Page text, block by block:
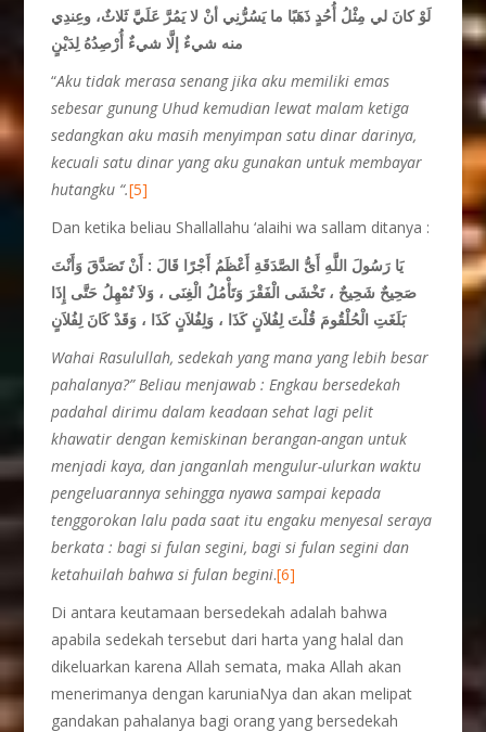
لَوْ كانَ لي مِثْلُ أُحُدٍ ذَهَبًا ما يَسُرُّنِي أنْ لا يَمُرَّ عَلَيَّ ثَلاثٌ، وعِندِي
منه شيءٌ إلَّا شيءٌ أُرْصِدُهُ لِدَيْنٍ
“Aku tidak merasa senang jika aku memiliki emas
sebesar gunung Uhud kemudian lewat malam ketiga
sedangkan aku masih menyimpan satu dinar darinya,
kecuali satu dinar yang aku gunakan untuk membayar
hutangku “.[5]
Dan ketika beliau Shallallahu ‘alaihi wa sallam ditanya :
يَا رَسُولَ اللَّهِ أَىُّ الصَّدَقَةِ أَعْظَمُ أَجْرًا قَالَ : أَنْ تَصَدَّقَ وَأَنْتَ
صَحِيحٌ شَحِيحٌ ، تَخْشَى الْفَقْرَ وَتَأْمُلُ الْغِنَى ، وَلاَ تُمْهِلُ حَتَّى إِذَا
بَلَغَتِ الْحُلْقُومَ قُلْتَ لِفُلاَنٍ كَذَا ، وَلِفُلاَنٍ كَذَا ، وَقَدْ كَانَ لِفُلاَنٍ
Wahai Rasulullah, sedekah yang mana yang lebih besar
pahalanya?” Beliau menjawab : Engkau bersedekah
padahal dirimu dalam keadaan sehat lagi pelit
khawatir dengan kemiskinan berangan-angan untuk
menjadi kaya, dan janganlah mengulur-ulurkan waktu
pengeluarannya sehingga nyawa sampai kepada
tenggorokan lalu pada saat itu engaku menyesal seraya
berkata : bagi si fulan segini, bagi si fulan segini dan
ketahuilah bahwa si fulan begini.[6]
Di antara keutamaan bersedekah adalah bahwa
apabila sedekah tersebut dari harta yang halal dan
dikeluarkan karena Allah semata, maka Allah akan
menerimanya dengan karuniaNya dan akan melipat
gandakan pahalanya bagi orang yang bersedekah